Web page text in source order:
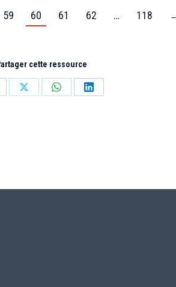
59 60 61 62 … 118
cette ressource
PartagerPartagerPartager